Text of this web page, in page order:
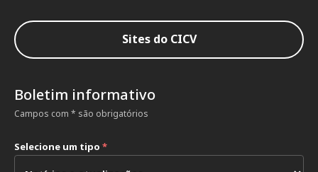
Sites do CICV
Boletim informativo
Campos com * são obrigatórios
Selecione um tipo *